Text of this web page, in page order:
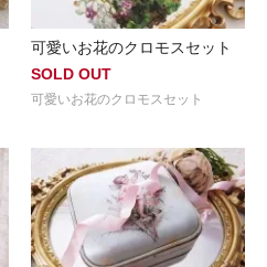
可愛いお花のクロモスセット
SOLD OUT
可愛いお花のクロモスセット